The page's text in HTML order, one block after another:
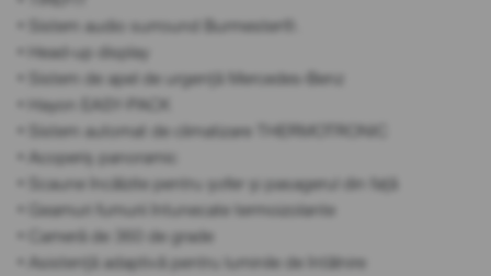
• Sistem audio surround Burmester®.
• Head-up display
• Sistem de apel de urgență Mercedes-Benz
• Hayon EASY-PACK
• Sistem automat de climatizare THERMOTRONIC
• Acoperiș panoramic
• Scaune încălzite pentru șofer și pasagerul din față
• Geamuri fumurii întunecate termoizolante
• Cameră de 360 de grade
• Asistență adaptivă pentru luminile de întâlnire